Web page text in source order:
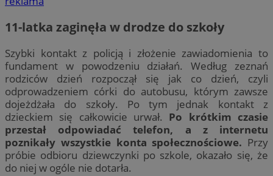
11-latka zaginęła w drodze do szkoły
Szybki kontakt z policją i złożenie zawiadomienia to
fundament w powodzeniu działań. Według zeznań
rodziców dzień rozpoczął się jak co dzień, czyli
odprowadzeniem córki do autobusu, którym zawsze
dojeżdżała do szkoły. Po tym jednak kontakt z
dzieckiem się całkowicie urwał. Po krótkim czasie
przestał odpowiadać telefon, a z internetu
poznikały wszystkie konta społecznościowe. Przy
próbie odbioru dziewczynki po szkole, okazało się, że
do niej w ogóle nie dotarła.